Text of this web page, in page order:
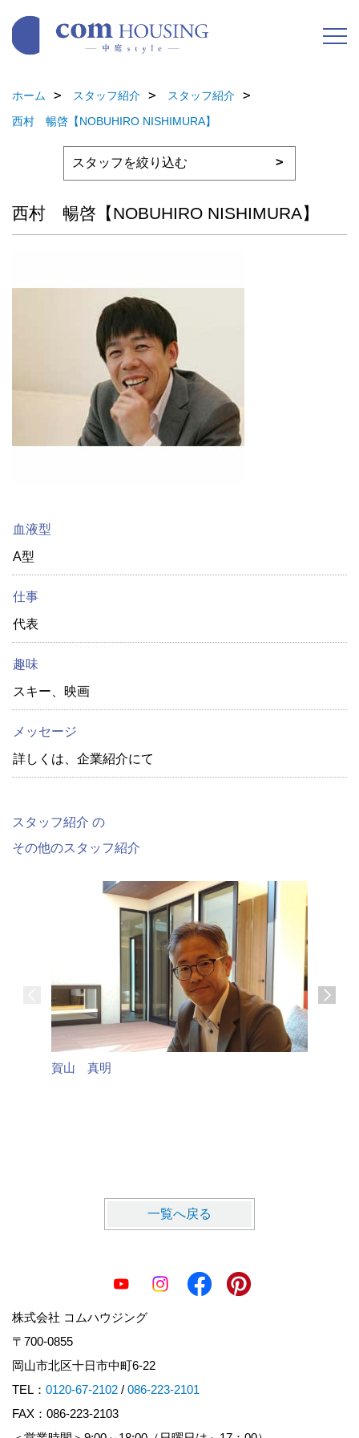
ホーム スタッフ紹介
スタッフ紹介
西村 暢啓【NOBUHIRO NISHIMURA】
西村 暢啓【NOBUHIRO NISHIMURA】
血液型
A型
仕事
代表
趣味
スキー、映画
メッセージ
詳しくは、企業紹介にて
スタッフ紹介 の
その他のスタッフ紹介
賀山 真明
一覧へ戻る
株式会社 コムハウジング
〒700-0855
岡山市北区十日市中町6-22
TEL： 0120-67-2102 / 086-223-2101
FAX：086-223-2103